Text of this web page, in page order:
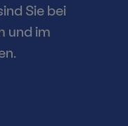
Sie bei
und im